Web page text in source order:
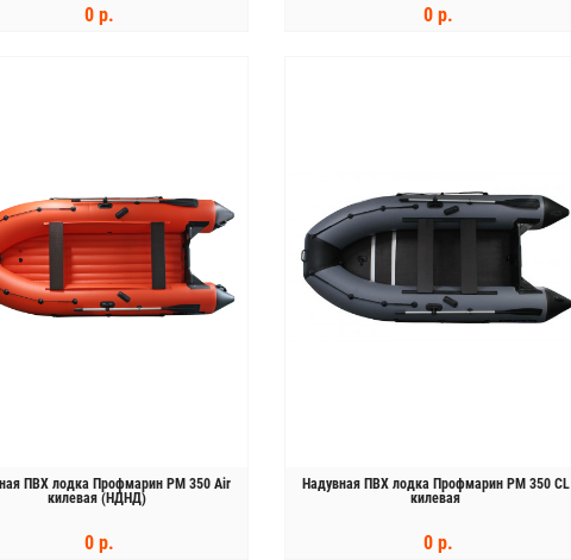
0 р. 0 р.
ПВХ лодка Профмарин PM 350 Air
килевая (НДНД)
0 р.
Надувная ПВХ лодка Профмарин PM 350 CL
килевая
0 р.